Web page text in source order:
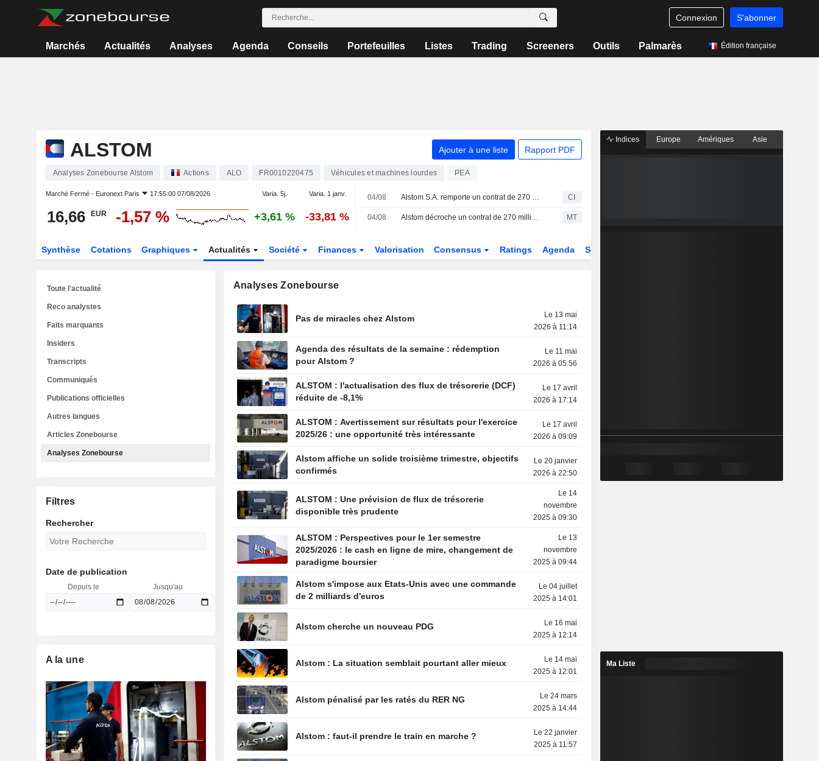
Connexion S'abonner
Marchés Actualités Analyses Agenda Conseils Portefeuilles Listes Trading Screeners Outils Palmarès Édition française
ALSTOM Ajouter à une liste Rapport PDF
Analyses Zonebourse Alstom Actions ALO FR0010220475 Véhicules et machines lourdes PEA
Marché Fermé - Euronext Paris 17:55:00 07/08/2026 Varia. 5j. Varia. 1 janv.
16,66 EUR -1,57 % +3,61 % -33,81 %
04/08 Alstom S.A. remporte un contrat de 270 millions d'euros pour la fourniture de 25 trains X'trapolis 2.0 supplémentaires en Australie CI
04/08 Alstom décroche un contrat de 270 millions d'euros pour des locomotives avec un État australien MT
Synthèse Cotations Graphiques Actualités Société Finances Valorisation Consensus Ratings Agenda Secteur
Analyses Zonebourse
Pas de miracles chez Alstom
Le 13 mai
2026 à 11:14
Agenda des résultats de la semaine : rédemption
pour Alstom ?
Le 11 mai
2026 à 05:56
ALSTOM : l'actualisation des flux de trésorerie (DCF)
réduite de -8,1%
Le 17 avril
2026 à 17:14
ALSTOM : Avertissement sur résultats pour l'exercice
2025/26 : une opportunité très intéressante
Le 17 avril
2026 à 09:09
Alstom affiche un solide troisième trimestre, objectifs
confirmés
Le 20 janvier
2026 à 22:50
ALSTOM : Une prévision de flux de trésorerie
disponible très prudente
Le 14
novembre
2025 à 09:30
ALSTOM : Perspectives pour le 1er semestre
2025/2026 : le cash en ligne de mire, changement de
paradigme boursier
Le 13
novembre
2025 à 09:44
Alstom s'impose aux Etats-Unis avec une commande
de 2 milliards d'euros
Le 04 juillet
2025 à 14:01
Alstom cherche un nouveau PDG
Le 16 mai
2025 à 12:14
Alstom : La situation semblait pourtant aller mieux
Le 14 mai
2025 à 12:01
Alstom pénalisé par les ratés du RER NG
Le 24 mars
2025 à 14:44
Alstom : faut-il prendre le train en marche ?
Le 22 janvier
2025 à 11:57
Toute l'actualité
Reco analystes
Faits marquants
Insiders
Transcripts
Communiqués
Publications officielles
Autres langues
Articles Zonebourse
Analyses Zonebourse
Filtres
Rechercher
Date de publication
Depuis le Jusqu'au
A la une
Indices Europe Amériques Asie
Ma Liste